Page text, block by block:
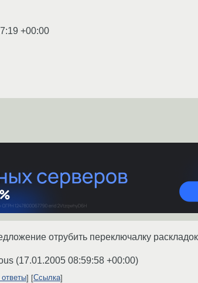
+00:00
отрубить переключалку
(17.01.2005 08:59:58 +00:00)
ответы Ссылка